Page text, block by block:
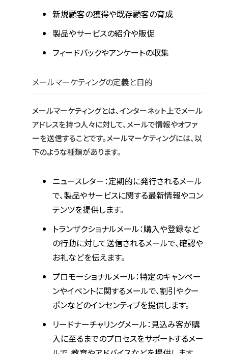
新規顧客の獲得や既存顧客の育成
製品やサービスの紹介や販促
フィードバックやアンケートの収集
メールマーケティングの定義と目的
メールマーケティングとは、インターネット上でメール
アドレスを持つ人々に対して、メールで情報やオファ
ーを送信することです。メールマーケティングには、以
下のような種類があります。
ニュースレター：定期的に発行されるメール
で、製品やサービスに関する最新情報やコン
テンツを提供します。
トランザクショナルメール：購入や登録など
の行動に対して送信されるメールで、確認や
お礼などを伝えます。
プロモーショナルメール：特定のキャンペー
ンやイベントに関するメールで、割引やクー
ポンなどのインセンティブを提供します。
リードナーチャリングメール：見込み客が購
入に至るまでのプロセスをサポートするメー